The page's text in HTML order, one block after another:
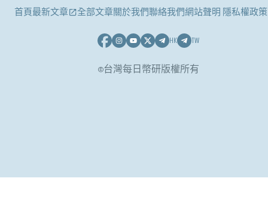
首頁最新文章 全部文章關於我們聯絡我們網站聲明 隱私權政策
HK TW
©台灣每日幣研版權所有